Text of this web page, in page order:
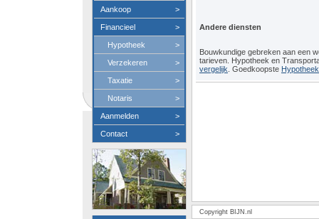
Aankoop >
Financieel >
Hypotheek >
Verzekeren >
Taxatie >
Notaris >
Aanmelden >
Contact >
Andere diensten
Bouwkundige gebreken aan een
tarieven. Hypotheek en
vergelijk . Goedkoopste
Copyright BIJN.nl